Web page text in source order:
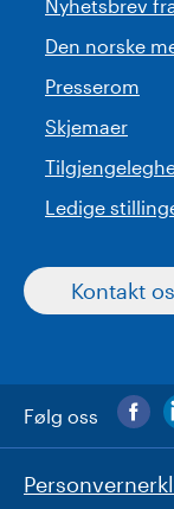
Nyhetsbrev
Den norske
Presserom
Skjemaer
Ledige
Kontakt
Følg oss